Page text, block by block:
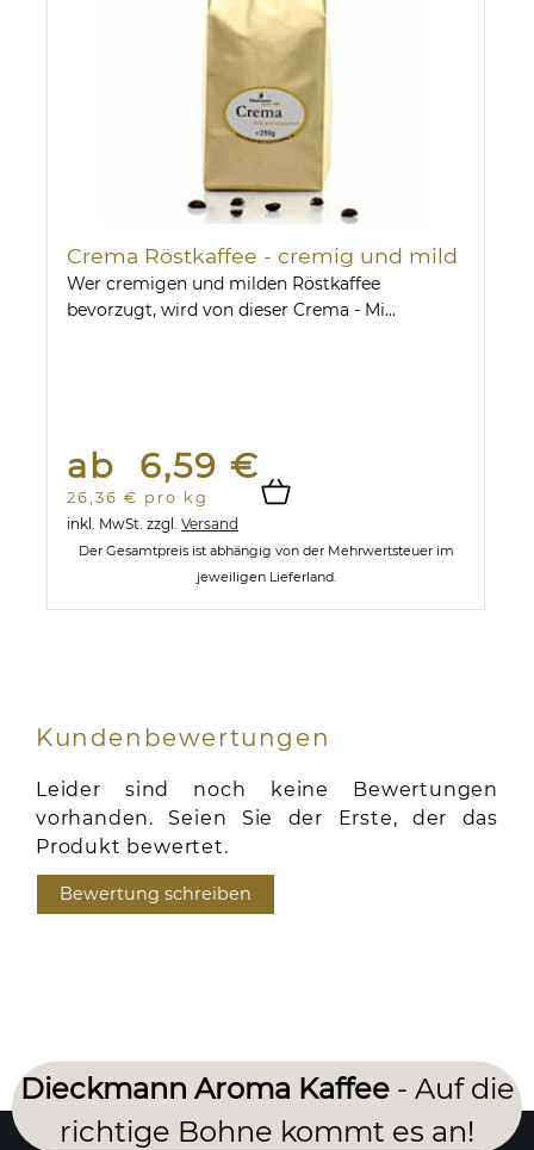
Crema Röstkaffee - cremig und mild
Wer cremigen und milden Röstkaffee
bevorzugt, wird von dieser Crema - Mi...
ab 6,59 €
26,36 € pro kg
inkl. MwSt. zzgl. Versand
Der Gesamtpreis ist abhängig von der Mehrwertsteuer im
jeweiligen Lieferland.
Kundenbewertungen
Leider sind noch keine Bewertungen
vorhanden. Seien Sie der Erste, der das
Produkt bewertet.
Bewertung schreiben
Dieckmann Aroma Kaffee- Auf die
richtige Bohne kommt es an!